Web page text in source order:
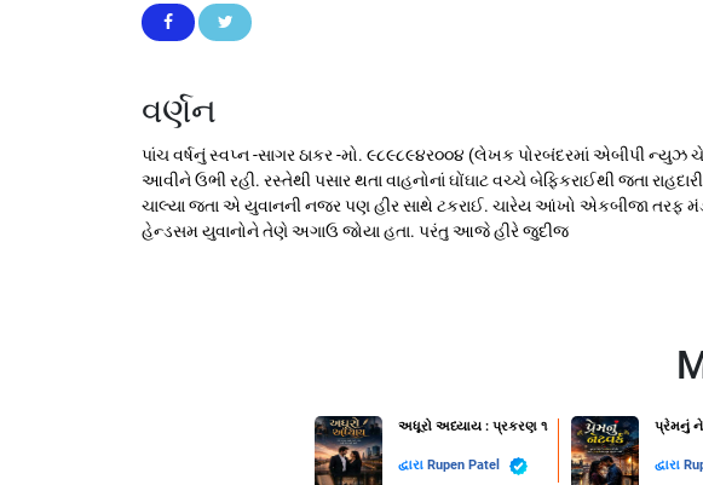
વર્ણન
પાંચ વર્ષનું સ્વપ્ન -સાગર ઠાકર -મો. ૯૮૯૮૯૪ર૦૦૪ (લેખક પોરબંદરમાં એબીપી ન્યુઝ
આવીને ઉભી રહી. રસ્તેથી પસાર થતા વાહનોનાં ઘોંઘાટ વચ્ચે બેફિકરાઈથી જતા
ચાલ્યા જતા એ યુવાનની નજર પણ હીર સાથે ટકરાઈ. ચારેય આંખો એકબીજા તરફ
હેન્ડસમ યુવાનોને તેણે અગાઉ જોયા હતા. પરંતુ આજે હીરે જુદીજ
અધૂરો અધ્યાય : પ્રકરણ ૧
દ્વારા Rupen Patel
પ્રેમનું
દ્વારા